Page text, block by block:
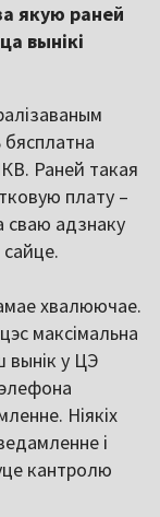
якую раней
вынікі
Раней такая
плату –
сваю адзнаку
сайце.
хвалюючае.
максімальна
вынік у ЦЭ
Ніякіх
і
кантролю